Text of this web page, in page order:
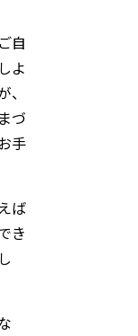
自
よ
づ
手
ば
き